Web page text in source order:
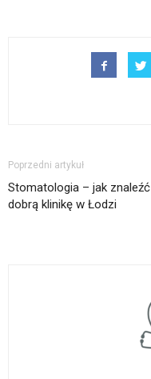
Poprzedni artykuł
Stomatologia – jak znaleźć
dobrą klinikę w Łodzi